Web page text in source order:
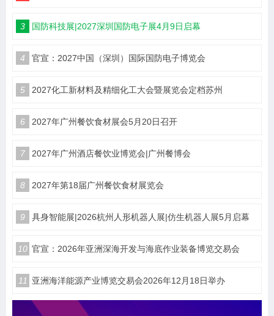
3 国防科技展|2027深圳国防电子展4月9日启幕
4 官宣：2027中国（深圳）国际国防电子博览会
5 2027化工新材料及精细化工大会暨展览会定档苏州
6 2027年广州餐饮食材展会5月20日召开
7 2027年广州酒店餐饮业博览会|广州餐博会
8 2027年第18届广州餐饮食材展览会
9 具身智能展|2026杭州人形机器人展|仿生机器人展5月启幕
10 官宣：2026年亚洲深海开发与海底作业装备博览交易会
11 亚洲海洋能源产业博览交易会2026年12月18日举办